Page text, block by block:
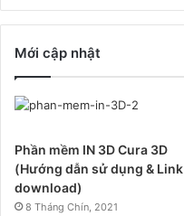
Mới cập nhật
Phần mềm IN 3D Cura 3D
(Hướng dẫn sử dụng & Link
download)
8 Tháng Chín, 2021